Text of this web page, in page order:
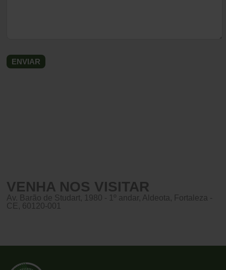
VENHA NOS VISITAR
Av. Barão de Studart, 1980 - 1º andar, Aldeota, Fortaleza -
CE, 60120-001